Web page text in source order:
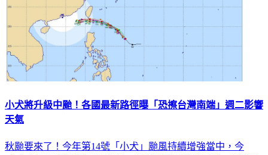
小犬將升級中颱！各國最新路徑曝「恐擦台灣南端」週二影響
天氣
秋颱要來了！今年第14號「小犬」颱風持續增強當中，今